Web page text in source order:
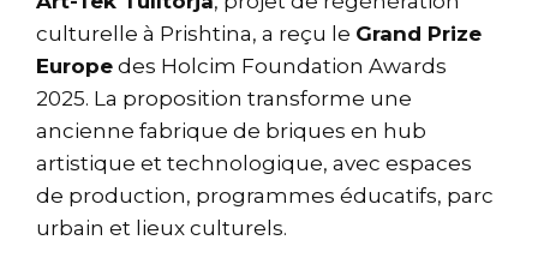
culturelle à Prishtina, a reçu le Grand Prize
Europe des Holcim Foundation Awards
2025. La proposition transforme une
ancienne fabrique de briques en hub
artistique et technologique, avec espaces
de production, programmes éducatifs, parc
urbain et lieux culturels.